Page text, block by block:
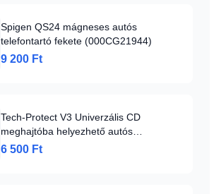
Spigen QS24 mágneses autós
telefontartó fekete (000CG21944)
9 200 Ft
Tech-Protect V3 Univerzális CD
meghajtóba helyezhető autós
telefontartó fekete
6 500 Ft